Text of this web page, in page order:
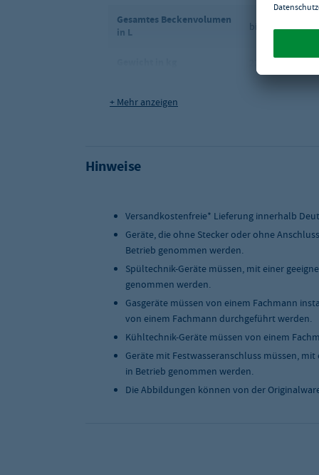
Gesamtes Beckenvolumen
in L
bis zu 20 L
+ Mehr anzeigen
Hinweise
Versandkostenfreie* Lieferung innerhalb
Geräte, die ohne Stecker oder ohne
Betrieb genommen werden.
Spültechnik-Geräte müssen, mit einer
genommen werden.
Gasgeräte müssen von einem Fachmann
von einem Fachmann durchgeführt werden.
Kühltechnik-Geräte müssen von einem
Geräte mit Festwasseranschluss müssen,
in Betrieb genommen werden.
Die Abbildungen können von der